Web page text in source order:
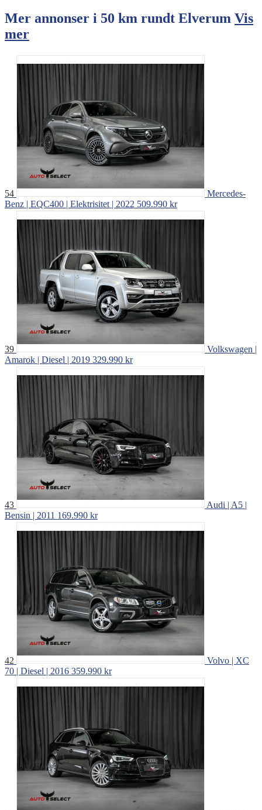
Mer annonser i 50 km rundt Elverum Vis
mer
54
Mercedes-
Benz | EQC400 | Elektrisitet | 2022 509.990 kr
39
Volkswagen |
Amarok | Diesel | 2019 329.990 kr
43
Audi | A5 |
Bensin | 2011 169.990 kr
42
Volvo | XC
70 | Diesel | 2016 359.990 kr